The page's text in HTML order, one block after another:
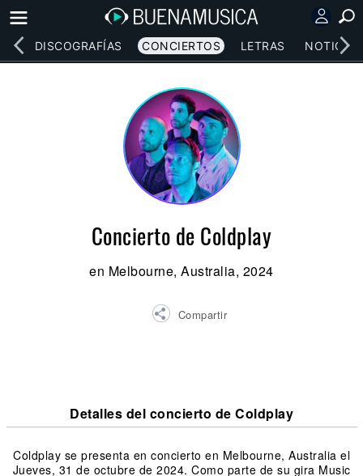
DISCOGRAFÍAS CONCIERTOS LETRAS NOTICIAS
Concierto de Coldplay
en Melbourne, Australia, 2024
Compartir
Detalles del concierto de Coldplay
Coldplay se presenta en concierto en Melbourne, Australia el
Jueves, 31 de octubre de 2024. Como parte de su gira Music